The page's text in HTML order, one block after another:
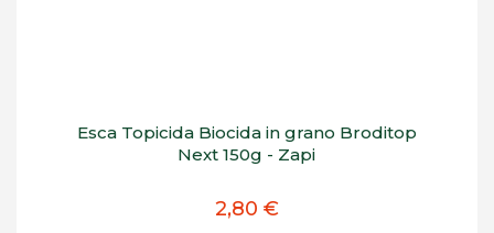
Esca Topicida Biocida in grano Broditop
Next 150g - Zapi
2,80 €